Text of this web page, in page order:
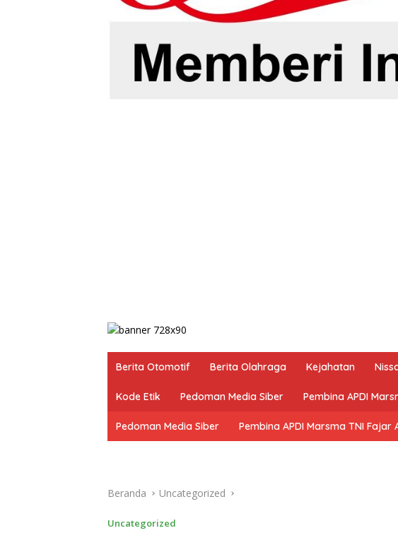
Berita Otomotif Berita Olahraga Kejahatan
Kode Etik Pedoman Media Siber Pembina APDI
Pedoman Media Siber Pembina APDI Marsma TNI
Beranda Uncategorized
Uncategorized